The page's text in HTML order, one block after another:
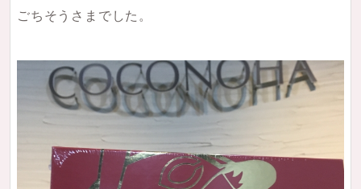
ごちそうさまでした。